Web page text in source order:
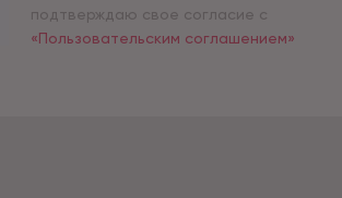
подтверждаю свое согласие с
«Пользовательским соглашением»